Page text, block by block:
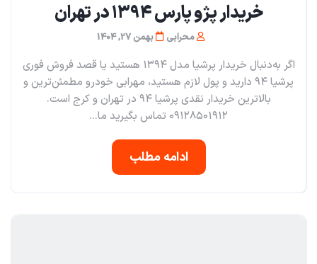
خریدار پژو پارس 1394 در تهران
محرابی بهمن 27, 1404
اگر به‌دنبال خریدار پرشیا مدل ۱۳۹۴ هستید یا قصد فروش فوری
پرشیا ۹۴ دارید و پول لازم هستید، مهرابی خودرو مطمئن‌ترین و
بالاترین خریدار نقدی پرشیا ۹۴ در تهران و کرج است.
۰۹۱۲۸۵۰۱۹۱۲ تماس بگیرید ما...
ادامه مطلب